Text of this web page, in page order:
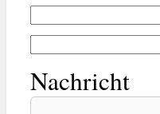
Nachricht